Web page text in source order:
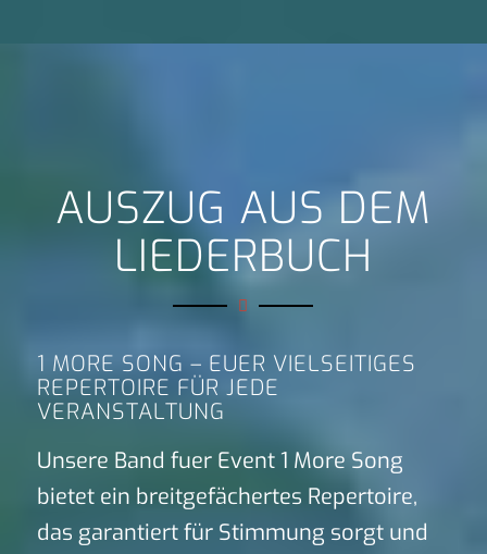
AUSZUG AUS DEM
LIEDERBUCH
1 MORE SONG – EUER VIELSEITIGES
REPERTOIRE FÜR JEDE
VERANSTALTUNG
Unsere Band fuer Event 1 More Song
bietet ein breitgefächertes Repertoire,
das garantiert für Stimmung sorgt und